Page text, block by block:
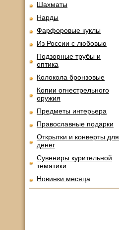
Шахматы
Нарды
Фарфоровые куклы
Из России с любовью
Подзорные трубы и
оптика
Колокола бронзовые
Копии огнестрельного
оружия
Предметы интерьера
Православные подарки
Открытки и конверты для
денег
Сувениры курительной
тематики
Новинки месяца